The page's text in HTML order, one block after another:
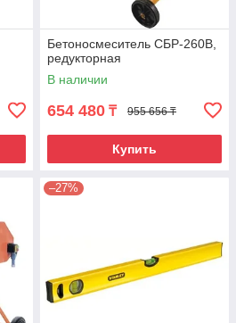
Бетоносмеситель СБР-260В,
редукторная
В наличии
654 480 ₸ 955 656 ₸
Купить
–27%